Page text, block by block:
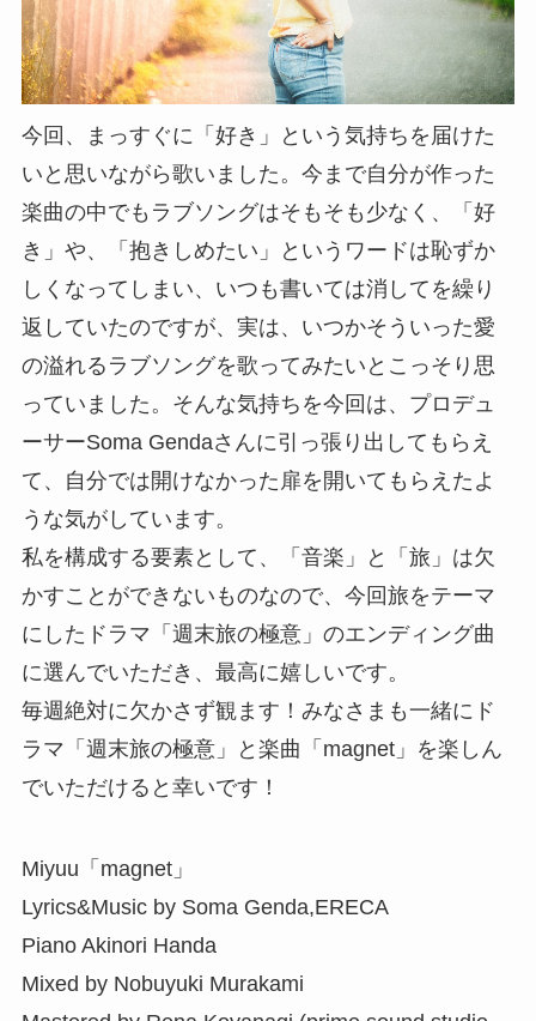
今回、まっすぐに「好き」という気持ちを届けた
いと思いながら歌いました。今まで自分が作った
楽曲の中でもラブソングはそもそも少なく、「好
き」や、「抱きしめたい」というワードは恥ずか
しくなってしまい、いつも書いては消してを繰り
返していたのですが、実は、いつかそういった愛
の溢れるラブソングを歌ってみたいとこっそり思
っていました。そんな気持ちを今回は、プロデュ
ーサーSoma Gendaさんに引っ張り出してもらえ
て、自分では開けなかった扉を開いてもらえたよ
うな気がしています。
私を構成する要素として、「音楽」と「旅」は欠
かすことができないものなので、今回旅をテーマ
にしたドラマ「週末旅の極意」のエンディング曲
に選んでいただき、最高に嬉しいです。
毎週絶対に欠かさず観ます！みなさまも一緒にド
ラマ「週末旅の極意」と楽曲「magnet」を楽しん
でいただけると幸いです！
Miyuu「magnet」
Lyrics&Music by Soma Genda,ERECA
Piano Akinori Handa
Mixed by Nobuyuki Murakami